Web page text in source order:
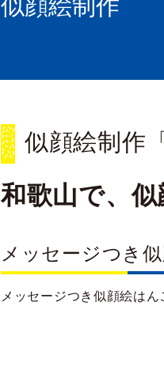
似顔絵制作
似顔絵制作
和歌山で、
メッセージつき
メッセージつき似顔絵は